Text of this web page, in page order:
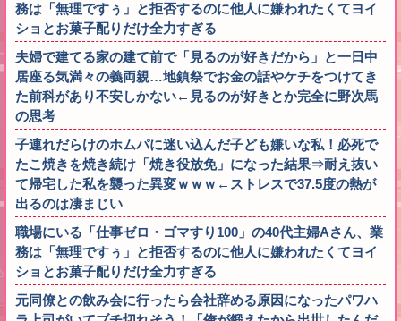
務は「無理ですぅ」と拒否するのに他人に嫌われたくてヨイ
ショとお菓子配りだけ全力すぎる
夫婦で建てる家の建て前で「見るのが好きだから」と一日中
居座る気満々の義両親…地鎮祭でお金の話やケチをつけてき
た前科があり不安しかない←見るのが好きとか完全に野次馬
の思考
子連れだらけのホムパに迷い込んだ子ども嫌いな私！必死で
たこ焼きを焼き続け「焼き役放免」になった結果⇒耐え抜い
て帰宅した私を襲った異変ｗｗｗ←ストレスで37.5度の熱が
出るのは凄まじい
職場にいる「仕事ゼロ・ゴマすり100」の40代主婦Aさん、業
務は「無理ですぅ」と拒否するのに他人に嫌われたくてヨイ
ショとお菓子配りだけ全力すぎる
元同僚との飲み会に行ったら会社辞める原因になったパワハ